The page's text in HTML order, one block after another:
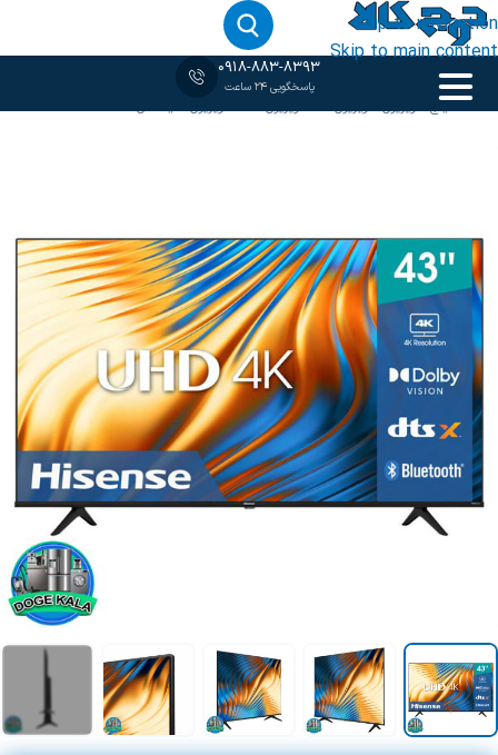
Skip to navigation
Skip to main content
0918-883-8393
پاسخگویی 24 ساعت
خانه‹65 اینچ /تلویزیون/تلویزیون 4K /تلویزیون LED /تلویزیون هایسنس